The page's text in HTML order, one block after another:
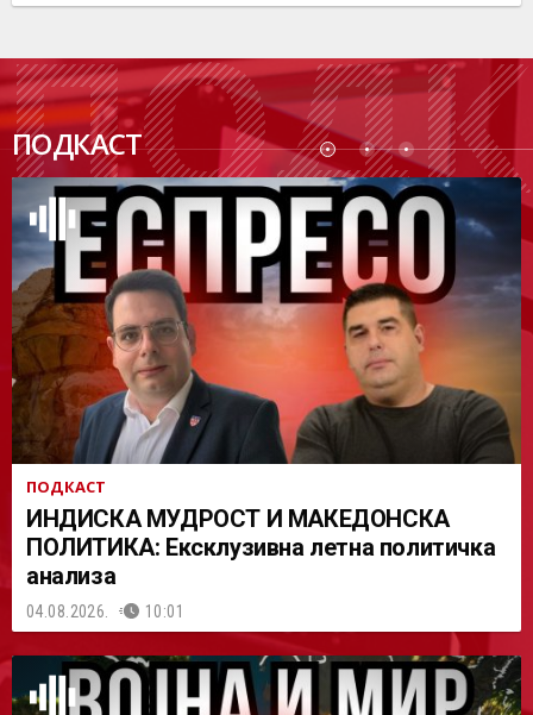
ПОДКАСТ
ПОДК
АСТ
ПОДКАСТ
ИНДИСКА МУДРОСТ И МАКЕДОНСКА
ПОЛИТИКА: Ексклузивна летна политичка
анализа
04.08.2026. 10:01